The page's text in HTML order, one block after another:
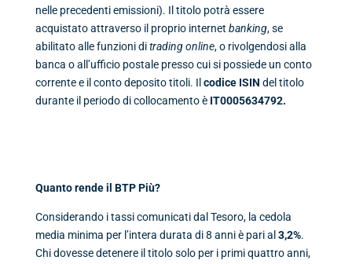
nelle precedenti emissioni). Il titolo potrà essere
acquistato attraverso il proprio internet banking, se
abilitato alle funzioni ditrading online, o rivolgendosi alla
banca o all’ufficio postale presso cui si possiede un conto
corrente e il conto deposito titoli. Il codice ISIN del titolo
durante il periodo di collocamento è IT0005634792.
Quanto rende il BTP Più?
Considerando i tassi comunicati dal Tesoro, la cedola
media minima per l’intera durata di 8 anni è pari al 3,2%.
Chi dovesse detenere il titolo solo per i primi quattro anni,